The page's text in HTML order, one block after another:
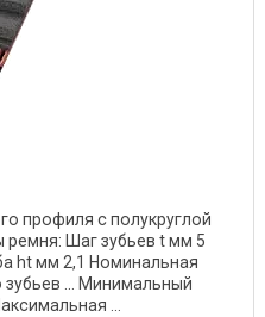
профиля с полукруглой
ремня: Шаг зубьев t мм 5
ht мм 2,1 Номинальная
зубьев … Минимальный
...